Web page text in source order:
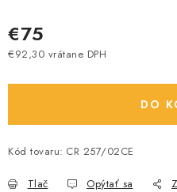
€75
€92,30 vrátane DPH
DO
Kód tovaru: CR 257/02CE
Tlač Opýtať sa